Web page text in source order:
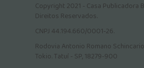
Copyright 2021 - Casa Publicadora
Direitos Reservados.
CNPJ 44.194.660/0001-26.
Rodovia Antonio Romano
Tokio. Tatuí - SP, 18279-900